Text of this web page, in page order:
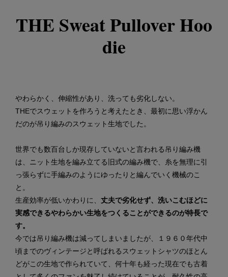
THE Sweat Pullover Hoo
die
やわらかく、伸縮性があり、洗っても劣化しない。
THEでスウェットを作ろうと考えたとき、最初に思い浮かん
だのが吊り編みのスウェット生地でした。
世界でも数百台しか現存していないと言われる吊り編み機
は、ニット生地を編み立てる旧式の編み機で、糸を無理に引
っ張らずに手編みのようにゆったりと編んでいく機械のこ
と。
生産効率が低いかわりに、 丈夫で劣化せず、洗いこむほどに
実感できるやわらかい生地をつくることができるのが特長で
す。
今では吊り編み機は減ってしまいましたが、１９６０年代中
頃までのヴィンテージと呼ばれるスウェットシャツのほとん
どがこの生地で作られていて、何十年も経った現在でも古着